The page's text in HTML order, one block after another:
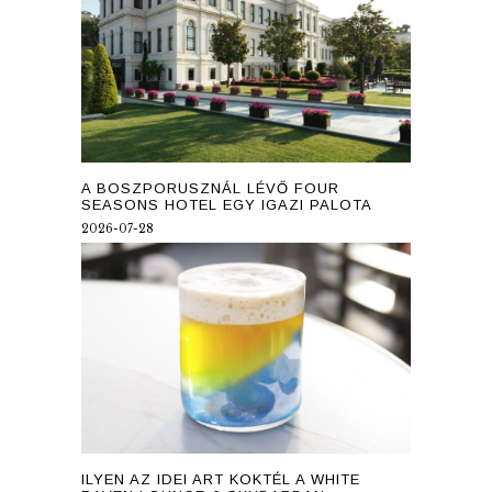
A BOSZPORUSZNÁL LÉVŐ FOUR
SEASONS HOTEL EGY IGAZI PALOTA
2026-07-28
ILYEN AZ IDEI ART KOKTÉL A WHITE